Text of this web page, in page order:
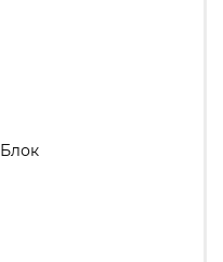
Блок